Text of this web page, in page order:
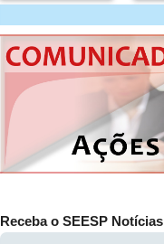
Receba o SEESP Notícias